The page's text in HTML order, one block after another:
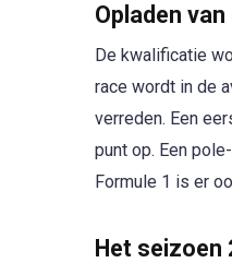
Opladen
De kwalificatie
race wordt in de
verreden. Een
punt op. Een
Formule 1 is er
Het seizoen